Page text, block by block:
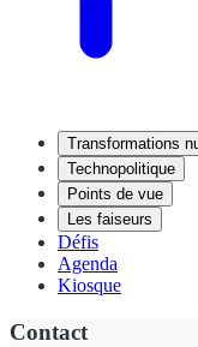
Transformations
Technopolitique
Points de vue
Les faiseurs
Défis
Agenda
Kiosque
Contact